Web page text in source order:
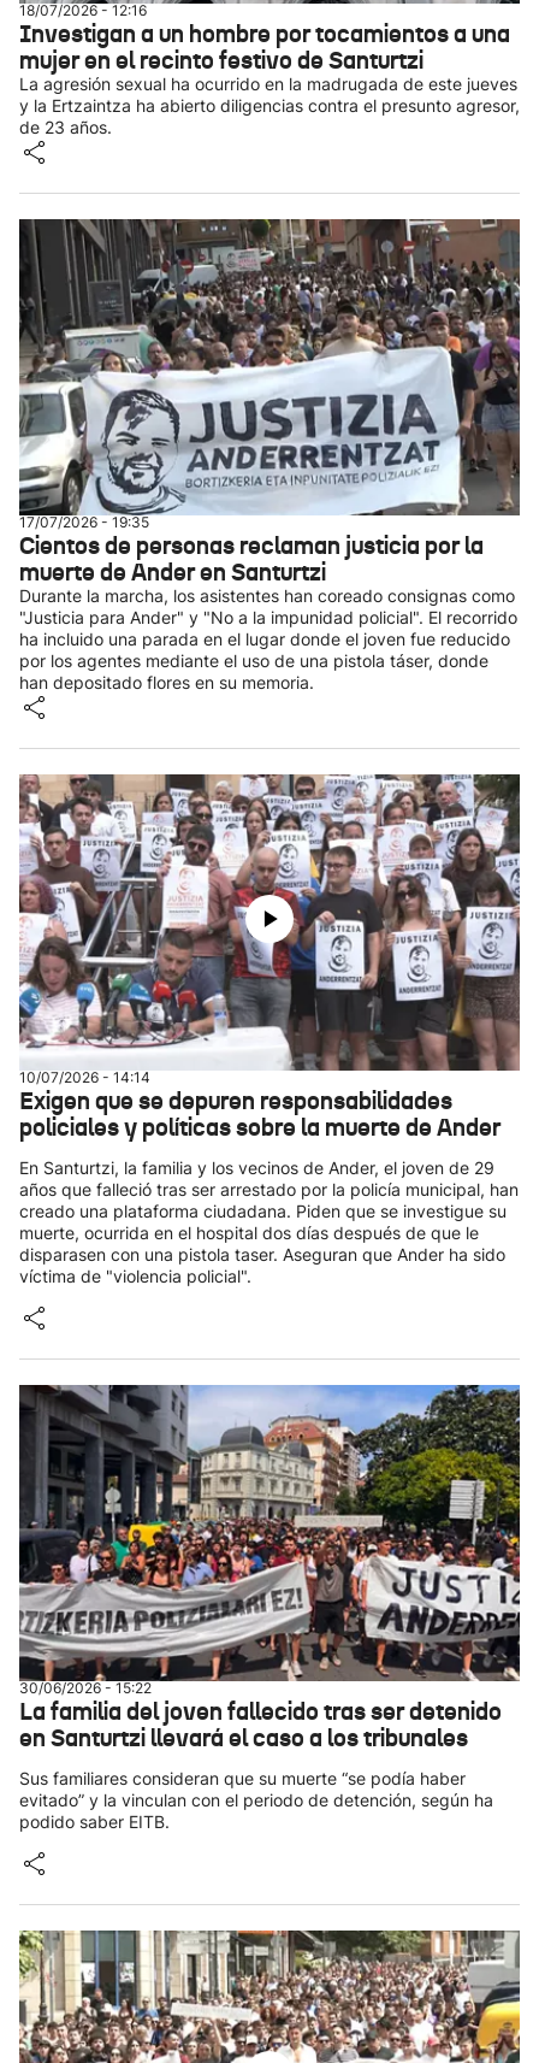
18/07/2026 - 12:16
Investigan a un hombre por tocamientos a una
mujer en el recinto festivo de Santurtzi
La agresión sexual ha ocurrido en la madrugada de este jueves
y la Ertzaintza ha abierto diligencias contra el presunto agresor,
de 23 años.
17/07/2026 - 19:35
Cientos de personas reclaman justicia por la
muerte de Ander en Santurtzi
Durante la marcha, los asistentes han coreado consignas como
"Justicia para Ander" y "No a la impunidad policial". El recorrido
ha incluido una parada en el lugar donde el joven fue reducido
por los agentes mediante el uso de una pistola táser, donde
han depositado flores en su memoria.
10/07/2026 - 14:14
Exigen que se depuren responsabilidades
policiales y políticas sobre la muerte de Ander
En Santurtzi, la familia y los vecinos de Ander, el joven de 29
años que falleció tras ser arrestado por la policía municipal, han
creado una plataforma ciudadana. Piden que se investigue su
muerte, ocurrida en el hospital dos días después de que le
disparasen con una pistola taser. Aseguran que Ander ha sido
víctima de "violencia policial".
30/06/2026 - 15:22
La familia del joven fallecido tras ser detenido
en Santurtzi llevará el caso a los tribunales
Sus familiares consideran que su muerte “se podía haber
evitado” y la vinculan con el periodo de detención, según ha
podido saber EITB.